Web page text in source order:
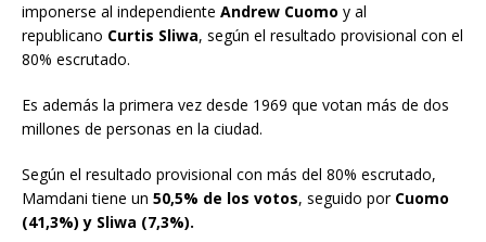
imponerse al independiente Andrew Cuomo y al
republicano Curtis Sliwa, según el resultado provisional con el
80% escrutado.
Es además la primera vez desde 1969 que votan más de dos
millones de personas en la ciudad.
Según el resultado provisional con más del 80% escrutado,
Mamdani tiene un 50,5% de los votos, seguido porCuomo
(41,3%) y Sliwa (7,3%).